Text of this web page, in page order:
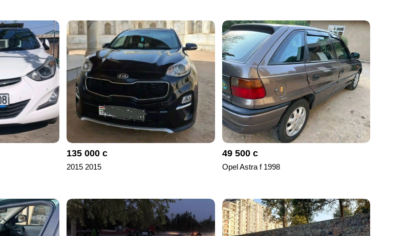
135 000 с
2015 2015
49 500 с
Opel Astra f 1998